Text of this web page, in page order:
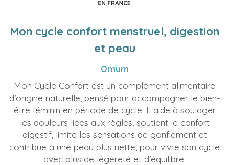
Mon cycle confort menstruel, digestion
et peau
Omum
Mon Cycle Confort est un complément alimentaire
d’origine naturelle, pensé pour accompagner le bien-
être féminin en période de cycle. Il aide à soulager
les douleurs liées aux règles, soutient le confort
digestif, limite les sensations de gonflement et
contribue à une peau plus nette, pour vivre son cycle
avec plus de légèreté et d’équilibre.